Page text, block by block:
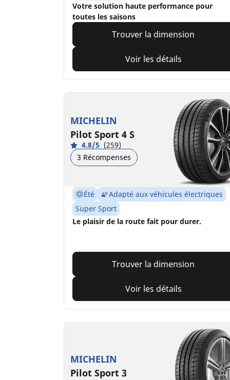
Votre solution haute performance pour
toutes les saisons
Trouver la dimension
Voir les détails
MICHELIN
Pilot Sport 4 S
4.8/5 (259)
3 Récompenses
Été
Adapté aux véhicules électriques
Super Sport
Le plaisir de la route fait pour durer.
Trouver la dimension
Voir les détails
MICHELIN
Pilot Sport 3